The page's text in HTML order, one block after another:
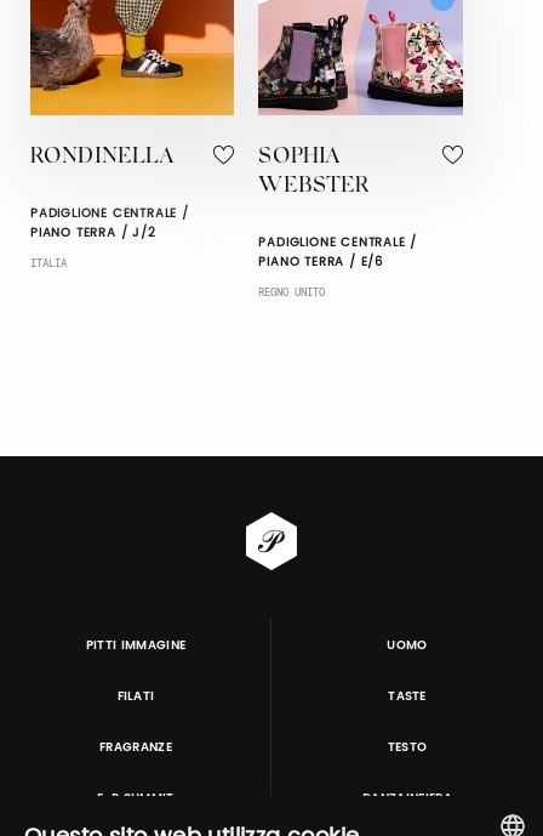
RONDINELLA
PADIGLIONE CENTRALE /
PIANO TERRA / J/2
ITALIA
SOPHIA
WEBSTER
PADIGLIONE CENTRALE /
PIANO TERRA / E/6
REGNO UNITO
PITTI IMMAGINE UOMO
FILATI TASTE
FRAGRANZE TESTO
E-P SUMMIT DANZAINFIERA